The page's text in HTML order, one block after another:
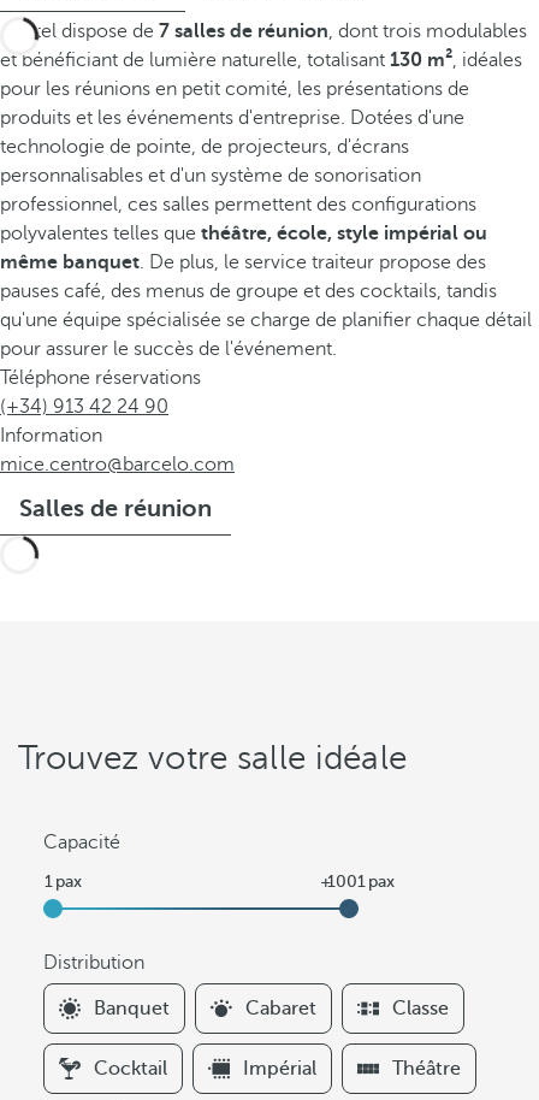
L'hôtel dispose de 7 salles de réunion, dont trois modulables
et bénéficiant de lumière naturelle, totalisant 130 m², idéales
pour les réunions en petit comité, les présentations de
produits et les événements d'entreprise. Dotées d'une
technologie de pointe, de projecteurs, d'écrans
personnalisables et d'un système de sonorisation
professionnel, ces salles permettent des configurations
polyvalentes telles que théâtre, école, style impérial ou
même banquet. De plus, le service traiteur propose des
pauses café, des menus de groupe et des cocktails, tandis
qu'une équipe spécialisée se charge de planifier chaque détail
pour assurer le succès de l'événement.
Téléphone réservations
(+34) 913 42 24 90
Information
mice.centro@barcelo.com
Salles de réunion
Trouvez votre salle idéale
Capacité
Distribution
F
i
l
t
Banquet Cabaret Classe
Cocktail Impérial Théâtre